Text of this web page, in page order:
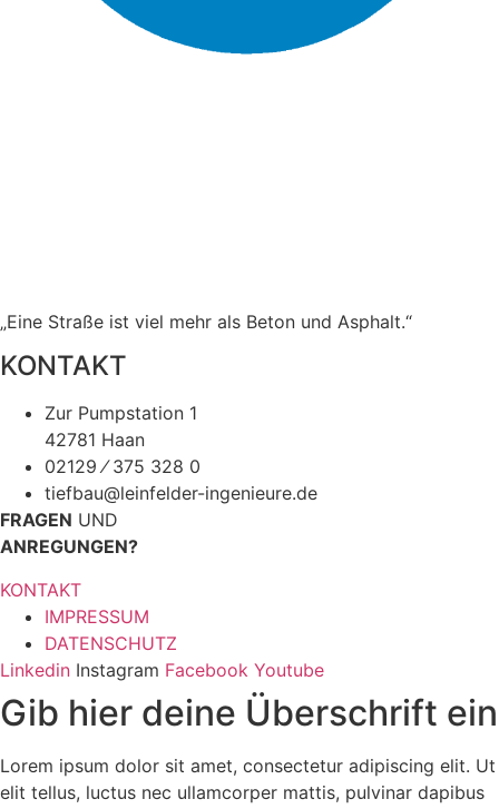
„Eine Straße ist viel mehr als Beton und Asphalt.“
KONTAKT
Zur Pumpstation 1
42781 Haan
02129 ⁄ 375 328 0
tiefbau@leinfelder-ingenieure.de
FRAGEN UND
ANREGUNGEN?
KONTAKT
IMPRESSUM
DATENSCHUTZ
Linkedin Instagram Facebook Youtube
Gib hier deine Überschrift ein
Lorem ipsum dolor sit amet, consectetur adipiscing elit. Ut
elit tellus, luctus nec ullamcorper mattis, pulvinar dapibus